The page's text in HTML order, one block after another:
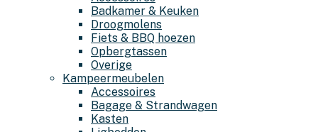
Badkamer & Keuken
Droogmolens
Fiets & BBQ hoezen
Opbergtassen
Overige
Kampeermeubelen
Accessoires
Bagage & Strandwagen
Kasten